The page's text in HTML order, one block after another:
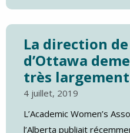
La direction
d’Ottawa
très
4 juillet, 2019
L’Academic Women’s
l’Alberta publiait